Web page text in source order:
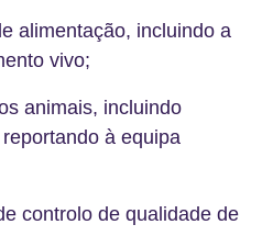
alimentação, incluindo a
vivo;
animais, incluindo
à equipa
controlo de qualidade de